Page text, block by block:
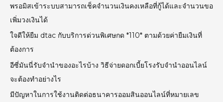
พรอมิสเข้าระบบสามารถเช็คจำนวนเงินคงเหลือที่กู้ได้และจำนวนขอ
เพิ่มวงเงินได้
ใจดีให้ยืม dtac กับบริการด่วนพิเศษกด *110* ตามด้วยค่ายืมเงินที่
ต้องการ
อีซี่มันนี่รับจำนำของอะไรบ้าง วิธีจ่ายดอกเบี้ยโรงรับจํานําออนไลน์
จะต้องทำอย่างไร
มีปัญหาในการใช้งานติดต่อธนาคารออมสินออนไลน์ที่หมายเลข